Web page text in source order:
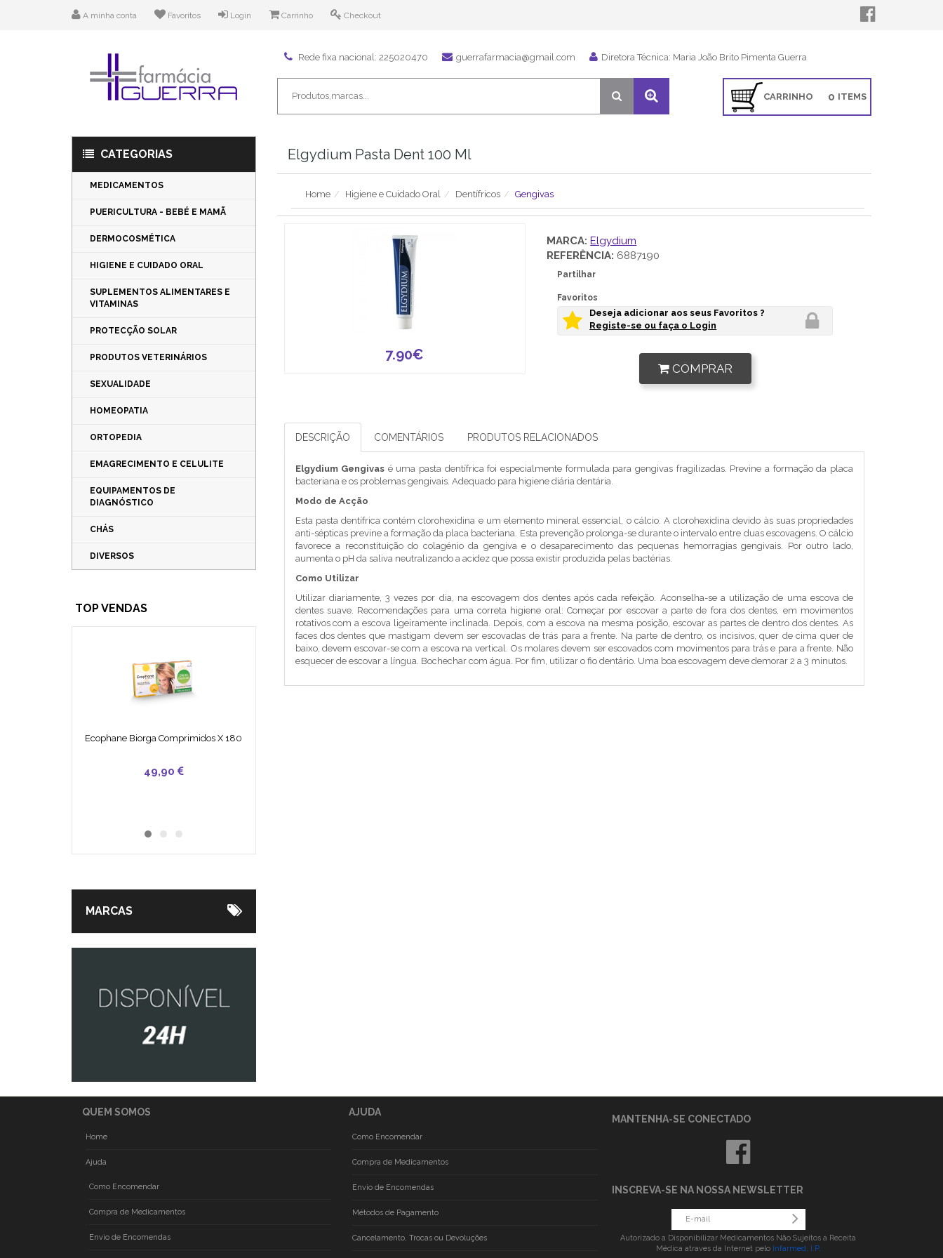
A minha conta Favoritos Login Carrinho Checkout
Rede fixa nacional: 225020470 guerrafarmacia@gmail.com Diretora Técnica: Maria João Brito Pimenta Guerra
CARRINHO ITEMS
0
CATEGORIAS
MEDICAMENTOS
PUERICULTURA - BEBÉ E MAMÃ
DERMOCOSMÉTICA
HIGIENE E CUIDADO ORAL
SUPLEMENTOS ALIMENTARES E
VITAMINAS
PROTECÇÃO SOLAR
PRODUTOS VETERINÁRIOS
SEXUALIDADE
HOMEOPATIA
ORTOPEDIA
EMAGRECIMENTO E CELULITE
EQUIPAMENTOS DE
DIAGNÓSTICO
CHÁS
DIVERSOS
TOP VENDAS
Ecophane Biorga Comprimidos X 180
49,90
MARCAS
Elgydium Pasta Dent 100 Ml
Home Higiene e Cuidado Oral Dentífricos Gengivas
7.90€
MARCA:Elgydium
REFERÊNCIA: 6887190
Partilhar
Favoritos
Deseja adicionar aos seus Favoritos ?
Registe-se ou faça o Login
COMPRAR
DESCRIÇÃO COMENTÁRIOS PRODUTOS RELACIONADOS
Elgydium Gengivas é uma pasta dentífrica foi especialmente formulada para gengivas fragilizadas. Previne a formação da placa
bacteriana e os problemas gengivais. Adequado para higiene diária dentária.
Modo de Acção
Esta pasta dentífrica contém clorohexidina e um elemento mineral essencial, o cálcio. A clorohexidina devido às suas propriedades
anti-sépticas previne a formação da placa bacteriana. Esta prevenção prolonga-se durante o intervalo entre duas escovagens. O cálcio
favorece a reconstituição do colagénio da gengiva e o desaparecimento das pequenas hemorragias gengivais. Por outro lado,
aumenta o pH da saliva neutralizando a acidez que possa existir produzida pelas bactérias.
Como Utilizar
Utilizar diariamente, 3 vezes por dia, na escovagem dos dentes após cada refeição. Aconselha-se a utilização de uma escova de
dentes suave. Recomendações para uma correta higiene oral: Começar por escovar a parte de fora dos dentes, em movimentos
rotativos com a escova ligeiramente inclinada. Depois, com a escova na mesma posição, escovar as partes de dentro dos dentes. As
faces dos dentes que mastigam devem ser escovadas de trás para a frente. Na parte de dentro, os incisivos, quer de cima quer de
baixo, devem escovar-se com a escova na vertical. Os molares devem ser escovados com movimentos para trás e para a frente. Não
esquecer de escovar a língua. Bochechar com água. Por fim, utilizar o fio dentário. Uma boa escovagem deve demorar 2 a 3 minutos.
QUEM SOMOS
Home
Ajuda
Como Encomendar
Compra de Medicamentos
Envio de Encomendas
AJUDA
Como Encomendar
Compra de Medicamentos
Envio de Encomendas
Métodos de Pagamento
Cancelamento, Trocas ou Devoluções
MANTENHA-SE CONECTADO
INSCREVA-SE NA NOSSA NEWSLETTER
Autorizado a Disponibilizar Medicamentos Não Sujeitos a Receita
Médica atraves da Internet pelo Infarmed, I.P.